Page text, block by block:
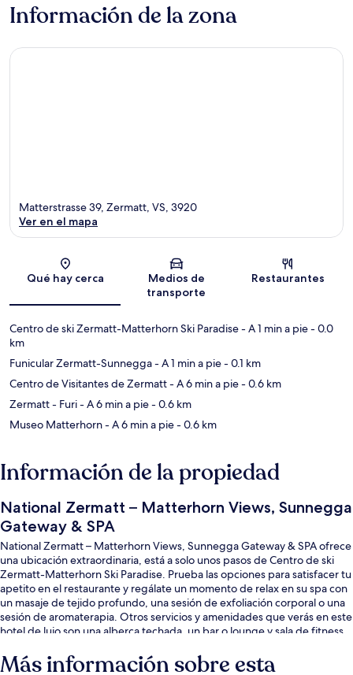
Información de la zona
Sección del mapa
Matterstrasse 39, Zermatt, VS, 3920
Ver en el mapa
Qué hay cerca
Medios de
transporte
Restaurantes
Centro de ski Zermatt-Matterhorn Ski Paradise- A 1 min a pie- 0.0
km
Funicular Zermatt-Sunnegga- A 1 min a pie- 0.1 km
Centro de Visitantes de Zermatt- A 6 min a pie- 0.6 km
Zermatt - Furi- A 6 min a pie- 0.6 km
Museo Matterhorn- A 6 min a pie- 0.6 km
Información de la propiedad
National Zermatt – Matterhorn Views, Sunnegga
Gateway & SPA
National Zermatt – Matterhorn Views, Sunnegga Gateway & SPA ofrece
una ubicación extraordinaria, está a solo unos pasos de Centro de ski
Zermatt-Matterhorn Ski Paradise. Prueba las opciones para satisfacer tu
apetito en el restaurante y regálate un momento de relax en su spa con
un masaje de tejido profundo, una sesión de exfoliación corporal o una
sesión de aromaterapia. Otros servicios y amenidades que verás en este
hotel de lujo son una alberca techada, un bar o lounge y sala de fitness.
Más información sobre esta